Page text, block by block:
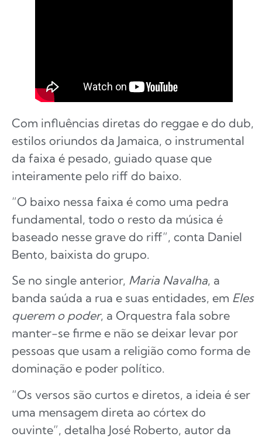
Com influências diretas do reggae e do dub,
estilos oriundos da Jamaica, o instrumental
da faixa é pesado, guiado quase que
inteiramente pelo riff do baixo.
“O baixo nessa faixa é como uma pedra
fundamental, todo o resto da música é
baseado nesse grave do riff”, conta Daniel
Bento, baixista do grupo.
Se no single anterior, Maria Navalha, a
banda saúda a rua e suas entidades, em Eles
querem o poder, a Orquestra fala sobre
manter-se firme e não se deixar levar por
pessoas que usam a religião como forma de
dominação e poder político.
“Os versos são curtos e diretos, a ideia é ser
uma mensagem direta ao córtex do
ouvinte”, detalha José Roberto, autor da